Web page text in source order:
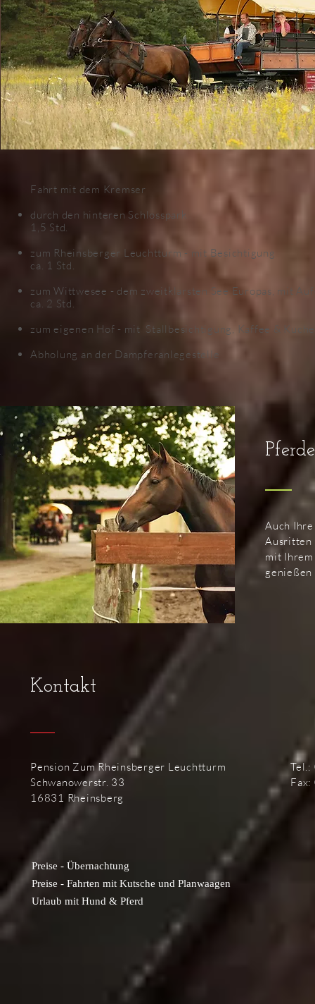
Fahrt mit dem Kremser
durch den hinteren Schlosspark
1,5 Std.
zum Rheinsberger Leuchtturm - mit Besichtigung
ca. 1 Std.
zum Wittwesee - dem zweitklarsten See Europas, mit
ca. 2 Std.
zum eigenen Hof - mit Stallbesichtigung, Kaffee &
Abholung an der Dampferanlegestelle
Auch
Ausritten
mit
genießen
Pension Zum Rheinsberger Leuchtturm
Schwanowerstr. 33
16831 Rheinsberg
Kontakt
Preise - Übernachtung
Preise - Fahrten mit Kutsche und Planwaagen
Urlaub mit Hund & Pferd